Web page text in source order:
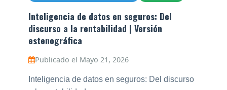
Inteligencia de datos en seguros: Del
discurso a la rentabilidad | Versión
estenográfica
Publicado el Mayo 21, 2026
Inteligencia de datos en seguros: Del discurso